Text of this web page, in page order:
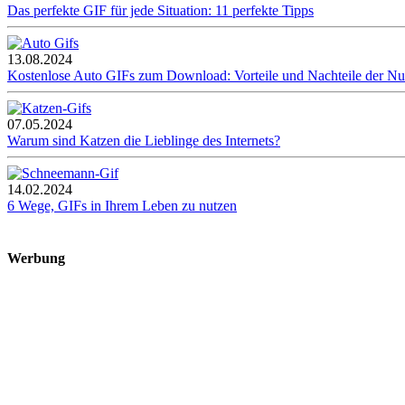
Das perfekte GIF für jede Situation: 11 perfekte Tipps
13.08.2024
Kostenlose Auto GIFs zum Download: Vorteile und Nachteile der
07.05.2024
Warum sind Katzen die Lieblinge des Internets?
14.02.2024
6 Wege, GIFs in Ihrem Leben zu nutzen
Werbung